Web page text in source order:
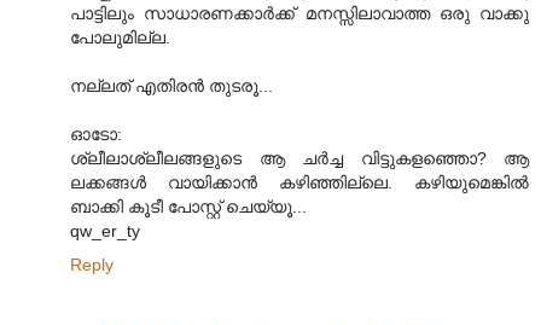
പാട്ടിലും സാധാരണക്കാര്‍ക്ക് മനസ്സിലാവാത്ത ഒരു വാക്കു
പോലുമില്ല.
നല്ലത് എതിരന്‍ തുടരൂ...
ഓടോ:
ശ്ലീലാശ്ലീലങ്ങളുടെ ആ ചര്‍ച്ച വിട്ടുകളഞ്ഞൊ? ആ
ലക്കങ്ങള്‍ വായിക്കാന്‍ കഴിഞ്ഞില്ലെ. കഴിയുമെങ്കില്‍
ബാക്കി കൂടീ പോസ്റ്റ് ചെയ്യൂ...
qw_er_ty
Reply